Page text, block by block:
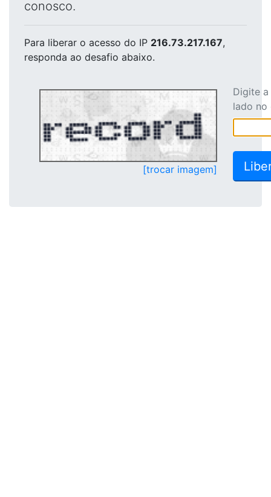
conosco.
Para liberar o acesso do IP 216.73.217.167,
responda ao desafio abaixo.
[trocar imagem]
Digite
lado no